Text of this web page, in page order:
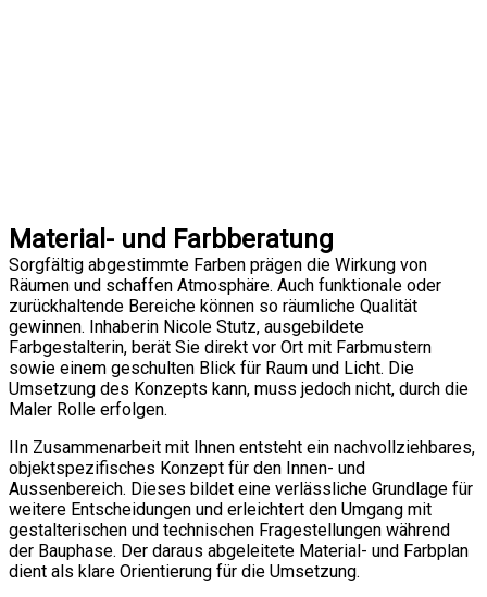
Material- und Farbberatung
Sorgfältig abgestimmte Farben prägen die Wirkung von
Räumen und schaffen Atmosphäre. Auch funktionale oder
zurückhaltende Bereiche können so räumliche Qualität
gewinnen. Inhaberin Nicole Stutz, ausgebildete
Farbgestalterin, berät Sie direkt vor Ort mit Farbmustern
sowie einem geschulten Blick für Raum und Licht. Die
Umsetzung des Konzepts kann, muss jedoch nicht, durch die
Maler Rolle erfolgen.
IIn Zusammenarbeit mit Ihnen entsteht ein nachvollziehbares,
objektspezifisches Konzept für den Innen- und
Aussenbereich. Dieses bildet eine verlässliche Grundlage für
weitere Entscheidungen und erleichtert den Umgang mit
gestalterischen und technischen Fragestellungen während
der Bauphase. Der daraus abgeleitete Material- und Farbplan
dient als klare Orientierung für die Umsetzung.